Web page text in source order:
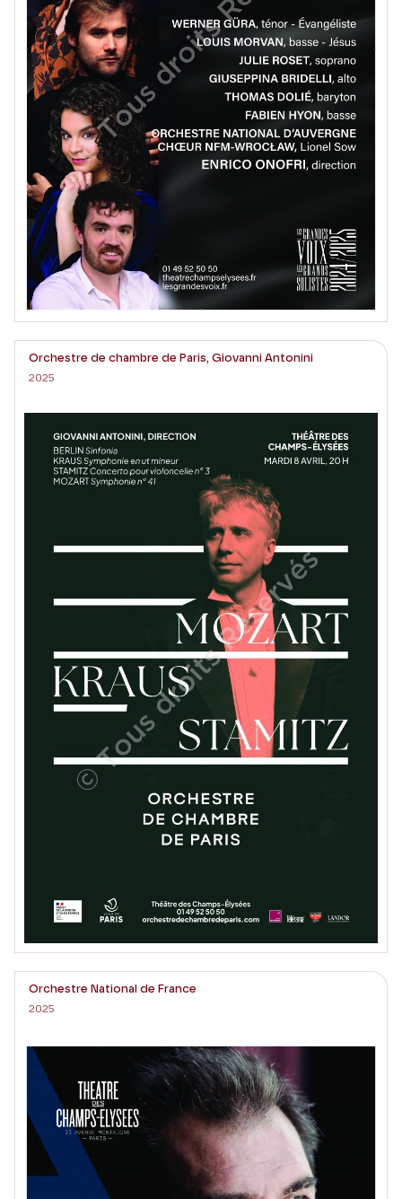
Orchestre de chambre de Paris, Giovanni Antonini
2025
Orchestre National de France
2025